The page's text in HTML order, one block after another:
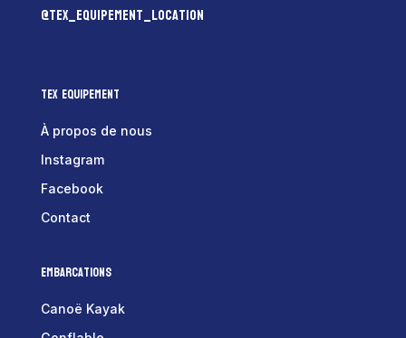
@tex_equipement_location
Tex Equipement
À propos de nous
Instagram
Facebook
Contact
Embarcations
Canoë Kayak